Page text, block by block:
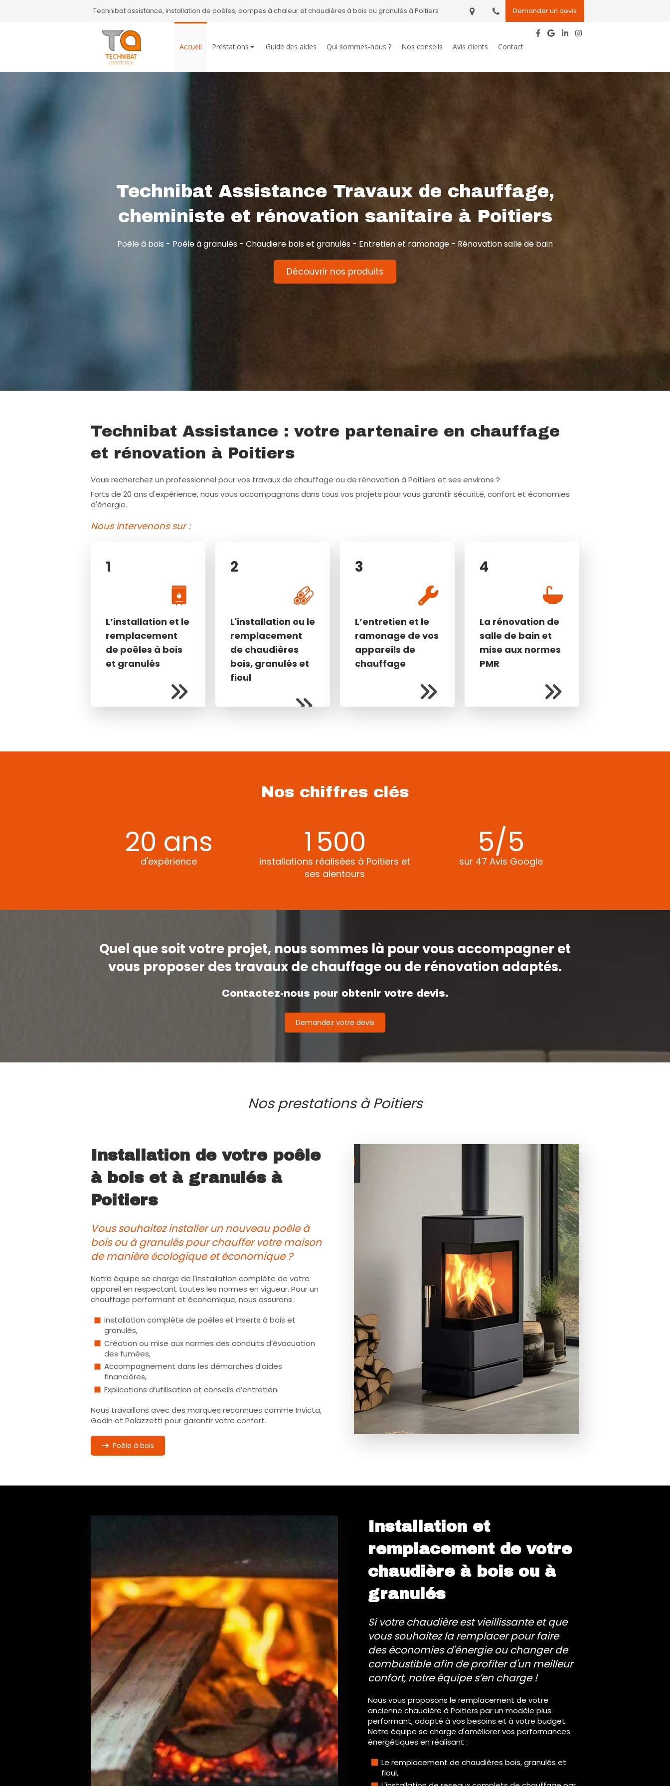
Technibat assistance, installation de poêles, pompes à chaleur et chaudières à bois ou granulés à Poitiers Demander un devis
Accueil Prestations Guide des aides Qui sommes-nous ? Nos conseils Avis clients Contact
Technibat Assistance Travaux de chauffage,
cheministe et rénovation sanitaire à Poitiers
Poêle à bois - Poêle à granulés - Chaudiere bois et granulés - Entretien et ramonage - Rénovation salle de bain
Découvrir nos produits
Technibat Assistance : votre partenaire en chauffage
et rénovation à Poitiers
Vous recherchez un professionnel pour vos travaux de chauffage ou de rénovation à Poitiers et ses environs ?
Forts de 20 ans d'expérience, nous vous accompagnons dans tous vos projets pour vous garantir sécurité, confort et économies
d'énergie.
Nous intervenons sur :
1
L’installation et le
remplacement
de poêles à bois
et granulés
1
L’installation et le
remplacement de
poêles à bois et
granulés
2
L'installation ou le
remplacement
de chaudières
bois, granulés et
fioul
2
L'installation ou le
remplacement de
chaudières bois,
granulés et fioul
3
L’entretien et le
ramonage de vos
appareils de
chauffage
3
L’entretien et le
ramonage de vos
appareils de
chauffage
4
La rénovation de
salle de bain et
mise aux normes
PMR
4
La rénovation de
salle de bain et
mise aux normes
PMR
Nos chiffres clés
20 ans
d'expérience
1 500
installations réalisées à Poitiers et
ses alentours
5/5
sur 47 Avis Google
Quel que soit votre projet, nous sommes là pour vous accompagner et
vous proposer des travaux de chauffage ou de rénovation adaptés.
Contactez-nous pour obtenir votre devis.
Demandez votre devis
Nos prestations à Poitiers
Installation de votre poêle
à bois et à granulés à
Poitiers
Vous souhaitez installer un nouveau poêle à
bois ou à granulés pour chauffer votre maison
de manière écologique et économique ?
Notre équipe se charge de l'installation complète de votre
appareil en respectant toutes les normes en vigueur. Pour un
chauffage performant et économique, nous assurons :
Installation complète de poêles et inserts à bois et
granulés,
Création ou mise aux normes des conduits d’évacuation
des fumées,
Accompagnement dans les démarches d’aides
financières,
Explications d’utilisation et conseils d’entretien.
Nous travaillons avec des marques reconnues comme Invicta,
Godin et Palazzetti pour garantir votre confort.
Poêle à bois
Installation et
remplacement de votre
chaudière à bois ou à
granulés
Si votre chaudière est vieillissante et que
vous souhaitez la remplacer pour faire
des économies d'énergie ou changer de
combustible afin de profiter d'un meilleur
confort, notre équipe s’en charge !
Nous vous proposons le remplacement de votre
ancienne chaudière à Poitiers par un modèle plus
performant, adapté à vos besoins et à votre budget.
Notre équipe se charge d'améliorer vos performances
énergétiques en réalisant :
Le remplacement de chaudières bois, granulés et
fioul,